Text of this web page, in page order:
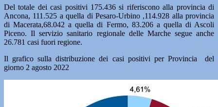
Del totale dei casi positivi 175.436 si riferiscono alla provincia di
Ancona, 111.525 a quella di Pesaro-Urbino ,114.928 alla provincia
di Macerata,68.042 a quella di Fermo, 83.206 a quella di Ascoli
Piceno. Il servizio sanitario regionale delle Marche segue anche
26.781 casi fuori regione.
Il grafico sulla distribuzione dei casi positivi per Provincia del
giorno 2 agosto 2022